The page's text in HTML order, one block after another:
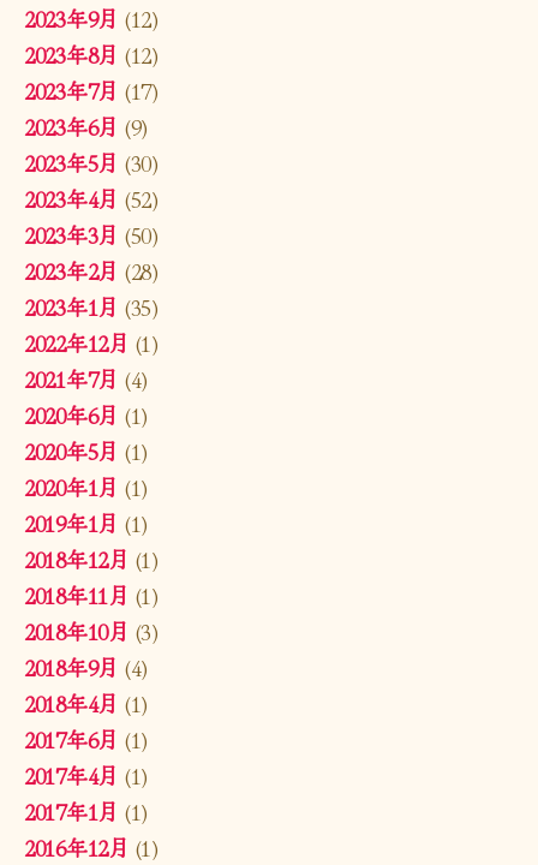
2023年9月 (12)
2023年8月 (12)
2023年7月 (17)
2023年6月 (9)
2023年5月 (30)
2023年4月 (52)
2023年3月 (50)
2023年2月 (28)
2023年1月 (35)
2022年12月 (1)
2021年7月 (4)
2020年6月 (1)
2020年5月 (1)
2020年1月 (1)
2019年1月 (1)
2018年12月 (1)
2018年11月 (1)
2018年10月 (3)
2018年9月 (4)
2018年4月 (1)
2017年6月 (1)
2017年4月 (1)
2017年1月 (1)
2016年12月 (1)